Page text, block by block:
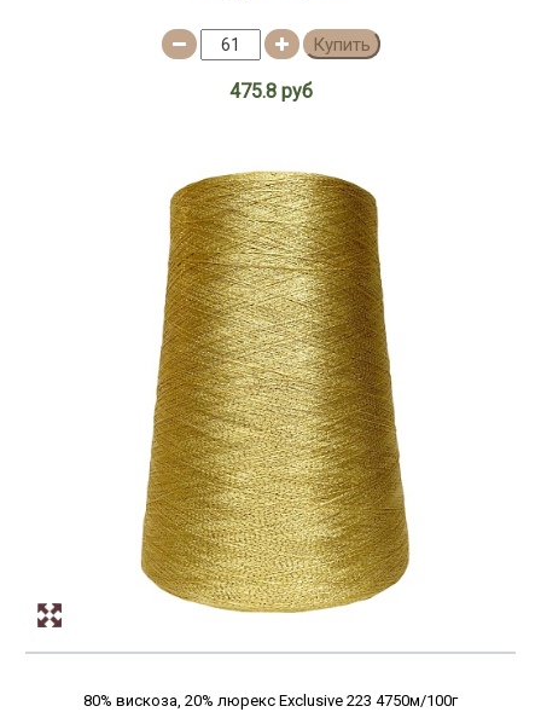
Купить
475.8 руб
80% вискоза, 20% люрекс Exclusive 223 4750м/100г